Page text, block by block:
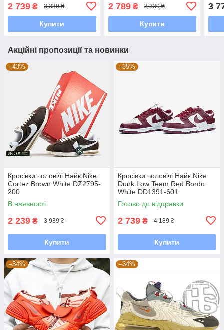
2 739 ₴ 3 339 ₴
Купити
2 789₴ 3 339 ₴
Купити
3
Акційні пропозиції та новинки
–43%
Кросівки чоловічі Найк Nike
Cortez Brown White DZ2795-
200
В наявності
2 239 ₴ 3 939 ₴
Купити
–35%
Кросівки чоловічі Найк Nike
Dunk Low Team Red Bordo
White DD1391-601
Готово до відправки
2 739 ₴ 4 189 ₴
Купити
–34% –34%